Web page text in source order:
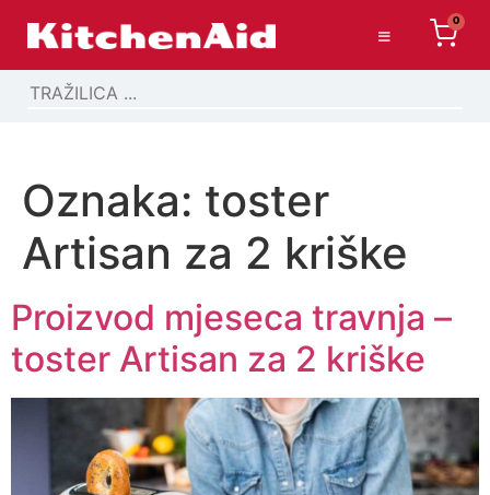
0
Oznaka: toster
Artisan za 2 kriške
Proizvod mjeseca travnja –
toster Artisan za 2 kriške